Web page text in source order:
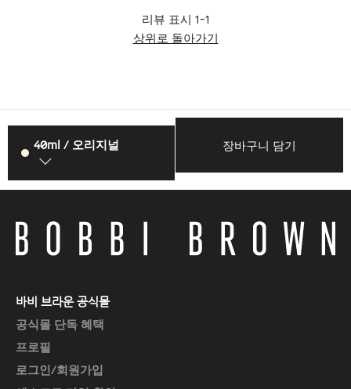
리뷰 표시 1-1
상위로 돌아가기
40ml / 오리지널 장바구니 담기
바비 브라운 공식몰
공식몰 단독 혜택
프로필
로그인/회원가입